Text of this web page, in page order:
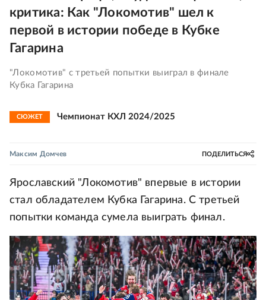
критика: Как "Локомотив" шел к
первой в истории победе в Кубке
Гагарина
"Локомотив" с третьей попытки выиграл в финале
Кубка Гагарина
СЮЖЕТ Чемпионат КХЛ 2024/2025
Максим Домчев ПОДЕЛИТЬСЯ
Ярославский "Локомотив" впервые в истории
стал обладателем Кубка Гагарина. С третьей
попытки команда сумела выиграть финал.